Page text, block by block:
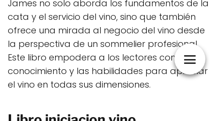
James no solo aborda los fundamentos de la
cata y el servicio del vino, sino que también
ofrece una mirada al negocio del vino desde
la perspectiva de un sommelier profesional.
Este libro empodera a los lectores con el
conocimiento y las habilidades para apreciar
el vino en todas sus dimensiones.